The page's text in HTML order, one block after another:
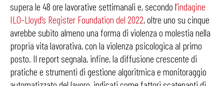
supera le 48 ore lavorative settimanali e, secondo l’indagine
ILO–Lloyd’s Register Foundation del 2022, oltre uno su cinque
avrebbe subito almeno una forma di violenza o molestia nella
propria vita lavorativa, con la violenza psicologica al primo
posto. Il report segnala, infine, la diffusione crescente di
pratiche e strumenti di gestione algoritmica e monitoraggio